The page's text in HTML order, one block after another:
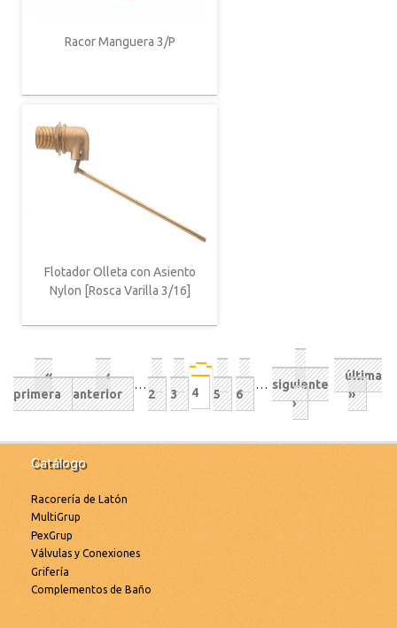
Racor Manguera 3/P
Flotador Olleta con Asiento
Nylon [Rosca Varilla 3/16]
Paginación
Primera
página
«
primera
Página
anterior
‹
anterior
…
Página
2
Página
3
Página
actual
4
Página
5
Página
6
…
Siguiente
página
siguiente
›
Última
página
última
»
Catálogo
Racorería de Latón
MultiGrup
PexGrup
Válvulas y Conexiones
Grifería
Complementos de Baño